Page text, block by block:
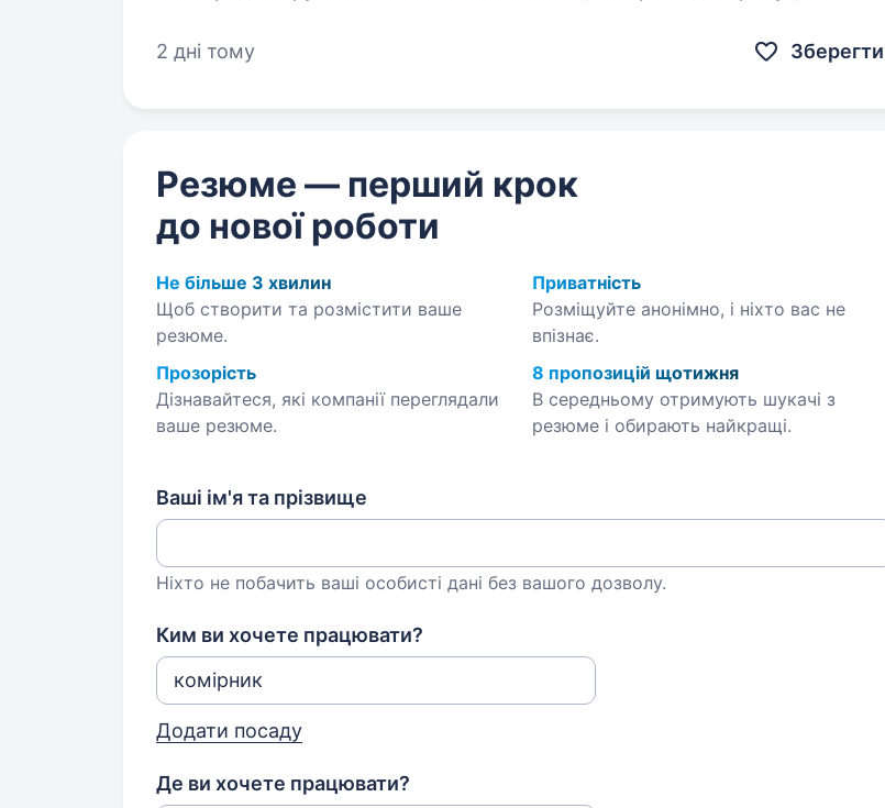
2 дні тому
Зберегти
Резюме — перший крок
до нової роботи
Не більше 3 хвилин
Щоб створити та розмістити ваше
резюме.
Приватність
Розміщуйте анонімно, і ніхто вас не
впізнає.
Прозорість
Дізнавайтеся, які компанії переглядали
ваше резюме.
8 пропозицій щотижня
В середньому отримують шукачі з
резюме і обирають найкращі.
Ваші ім'я та прізвище
Ніхто не побачить ваші особисті дані без вашого дозволу.
Ким ви хочете працювати?
Додати посаду
Де ви хочете працювати?